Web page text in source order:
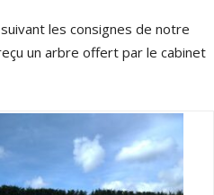
les consignes de notre
un arbre offert par le cabinet